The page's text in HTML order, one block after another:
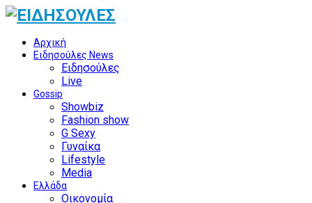
Αρχική
Ειδησούλες News
Ειδησούλες
Live
Gossip
Showbiz
Fashion show
G Sexy
Γυναίκα
Lifestyle
Media
Ελλάδα
Οικονομία